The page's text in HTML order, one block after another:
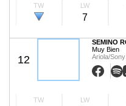
TW LW
7
12
SEMINO
Muy Bien
Ariola/Sony
TW LW